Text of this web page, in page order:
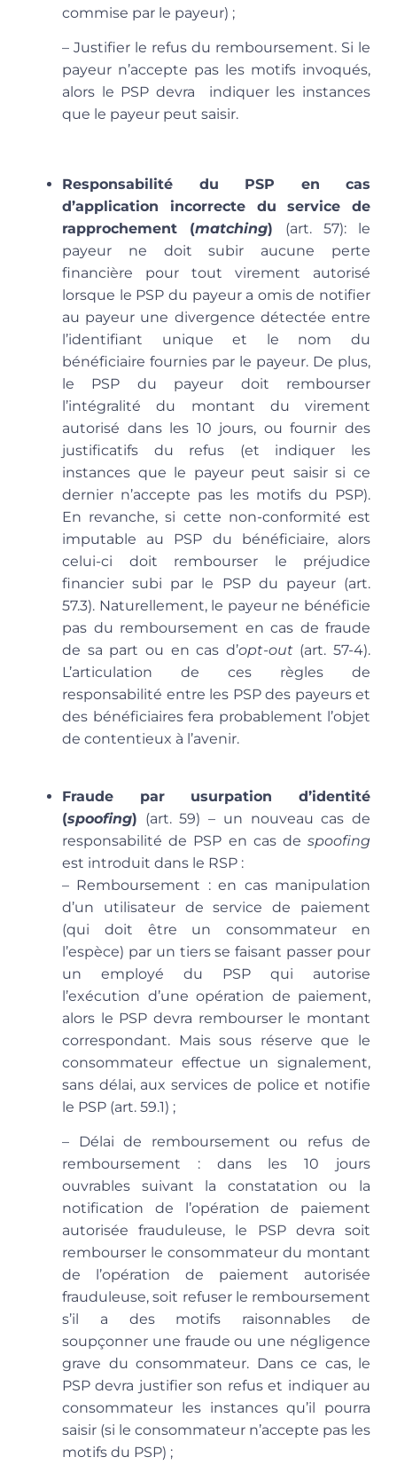
commise par le payeur) ;
– Justifier le refus du remboursement. Si le
payeur n’accepte pas les motifs invoqués,
alors le PSP devra indiquer les instances
que le payeur peut saisir.
Responsabilité du PSP en cas
d’application incorrecte du service de
rapprochement (matching) (art. 57): le
payeur ne doit subir aucune perte
financière pour tout virement autorisé
lorsque le PSP du payeur a omis de notifier
au payeur une divergence détectée entre
l’identifiant unique et le nom du
bénéficiaire fournies par le payeur. De plus,
le PSP du payeur doit rembourser
l’intégralité du montant du virement
autorisé dans les 10 jours, ou fournir des
justificatifs du refus (et indiquer les
instances que le payeur peut saisir si ce
dernier n’accepte pas les motifs du PSP).
En revanche, si cette non-conformité est
imputable au PSP du bénéficiaire, alors
celui-ci doit rembourser le préjudice
financier subi par le PSP du payeur (art.
57.3). Naturellement, le payeur ne bénéficie
pas du remboursement en cas de fraude
de sa part ou en cas d’opt-out (art. 57-4).
L’articulation de ces règles de
responsabilité entre les PSP des payeurs et
des bénéficiaires fera probablement l’objet
de contentieux à l’avenir.
Fraude par usurpation d’identité
(spoofing) (art. 59) – un nouveau cas de
responsabilité de PSP en cas de spoofing
est introduit dans le RSP :
– Remboursement : en cas manipulation
d’un utilisateur de service de paiement
(qui doit être un consommateur en
l’espèce) par un tiers se faisant passer pour
un employé du PSP qui autorise
l’exécution d’une opération de paiement,
alors le PSP devra rembourser le montant
correspondant. Mais sous réserve que le
consommateur effectue un signalement,
sans délai, aux services de police et notifie
le PSP (art. 59.1) ;
– Délai de remboursement ou refus de
remboursement : dans les 10 jours
ouvrables suivant la constatation ou la
notification de l’opération de paiement
autorisée frauduleuse, le PSP devra soit
rembourser le consommateur du montant
de l’opération de paiement autorisée
frauduleuse, soit refuser le remboursement
s’il a des motifs raisonnables de
soupçonner une fraude ou une négligence
grave du consommateur. Dans ce cas, le
PSP devra justifier son refus et indiquer au
consommateur les instances qu’il pourra
saisir (si le consommateur n’accepte pas les
motifs du PSP) ;